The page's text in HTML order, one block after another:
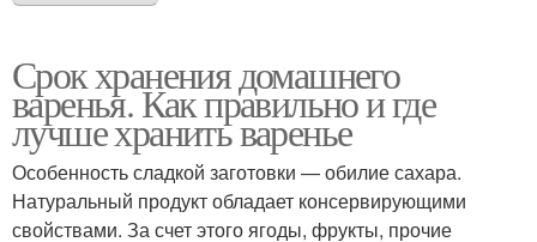
Срок хранения домашнего
варенья. Как правильно и где
лучше хранить варенье
Особенность сладкой заготовки — обилие сахара.
Натуральный продукт обладает консервирующими
свойствами. За счет этого ягоды, фрукты, прочие